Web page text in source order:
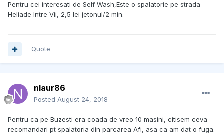
Pentru cei interesati de Self Wash,Este o spalatorie pe strada
Heliade Intre Vii, 2,5 lei jetonul/2 min.
Quote
nlaur86
Posted August 24, 2018
Pentru ca pe Buzesti era coada de vreo 10 masini, citisem ceva
recomandari pt spalatoria din parcarea Afi, asa ca am dat o fuga.